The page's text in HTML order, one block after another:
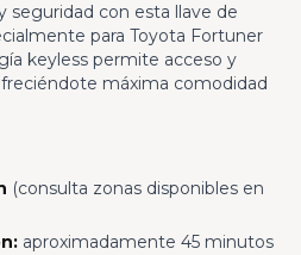
seguridad con esta llave de
para Toyota Fortuner
keyless permite acceso y
máxima comodidad
(consulta zonas disponibles en
aproximadamente 45 minutos